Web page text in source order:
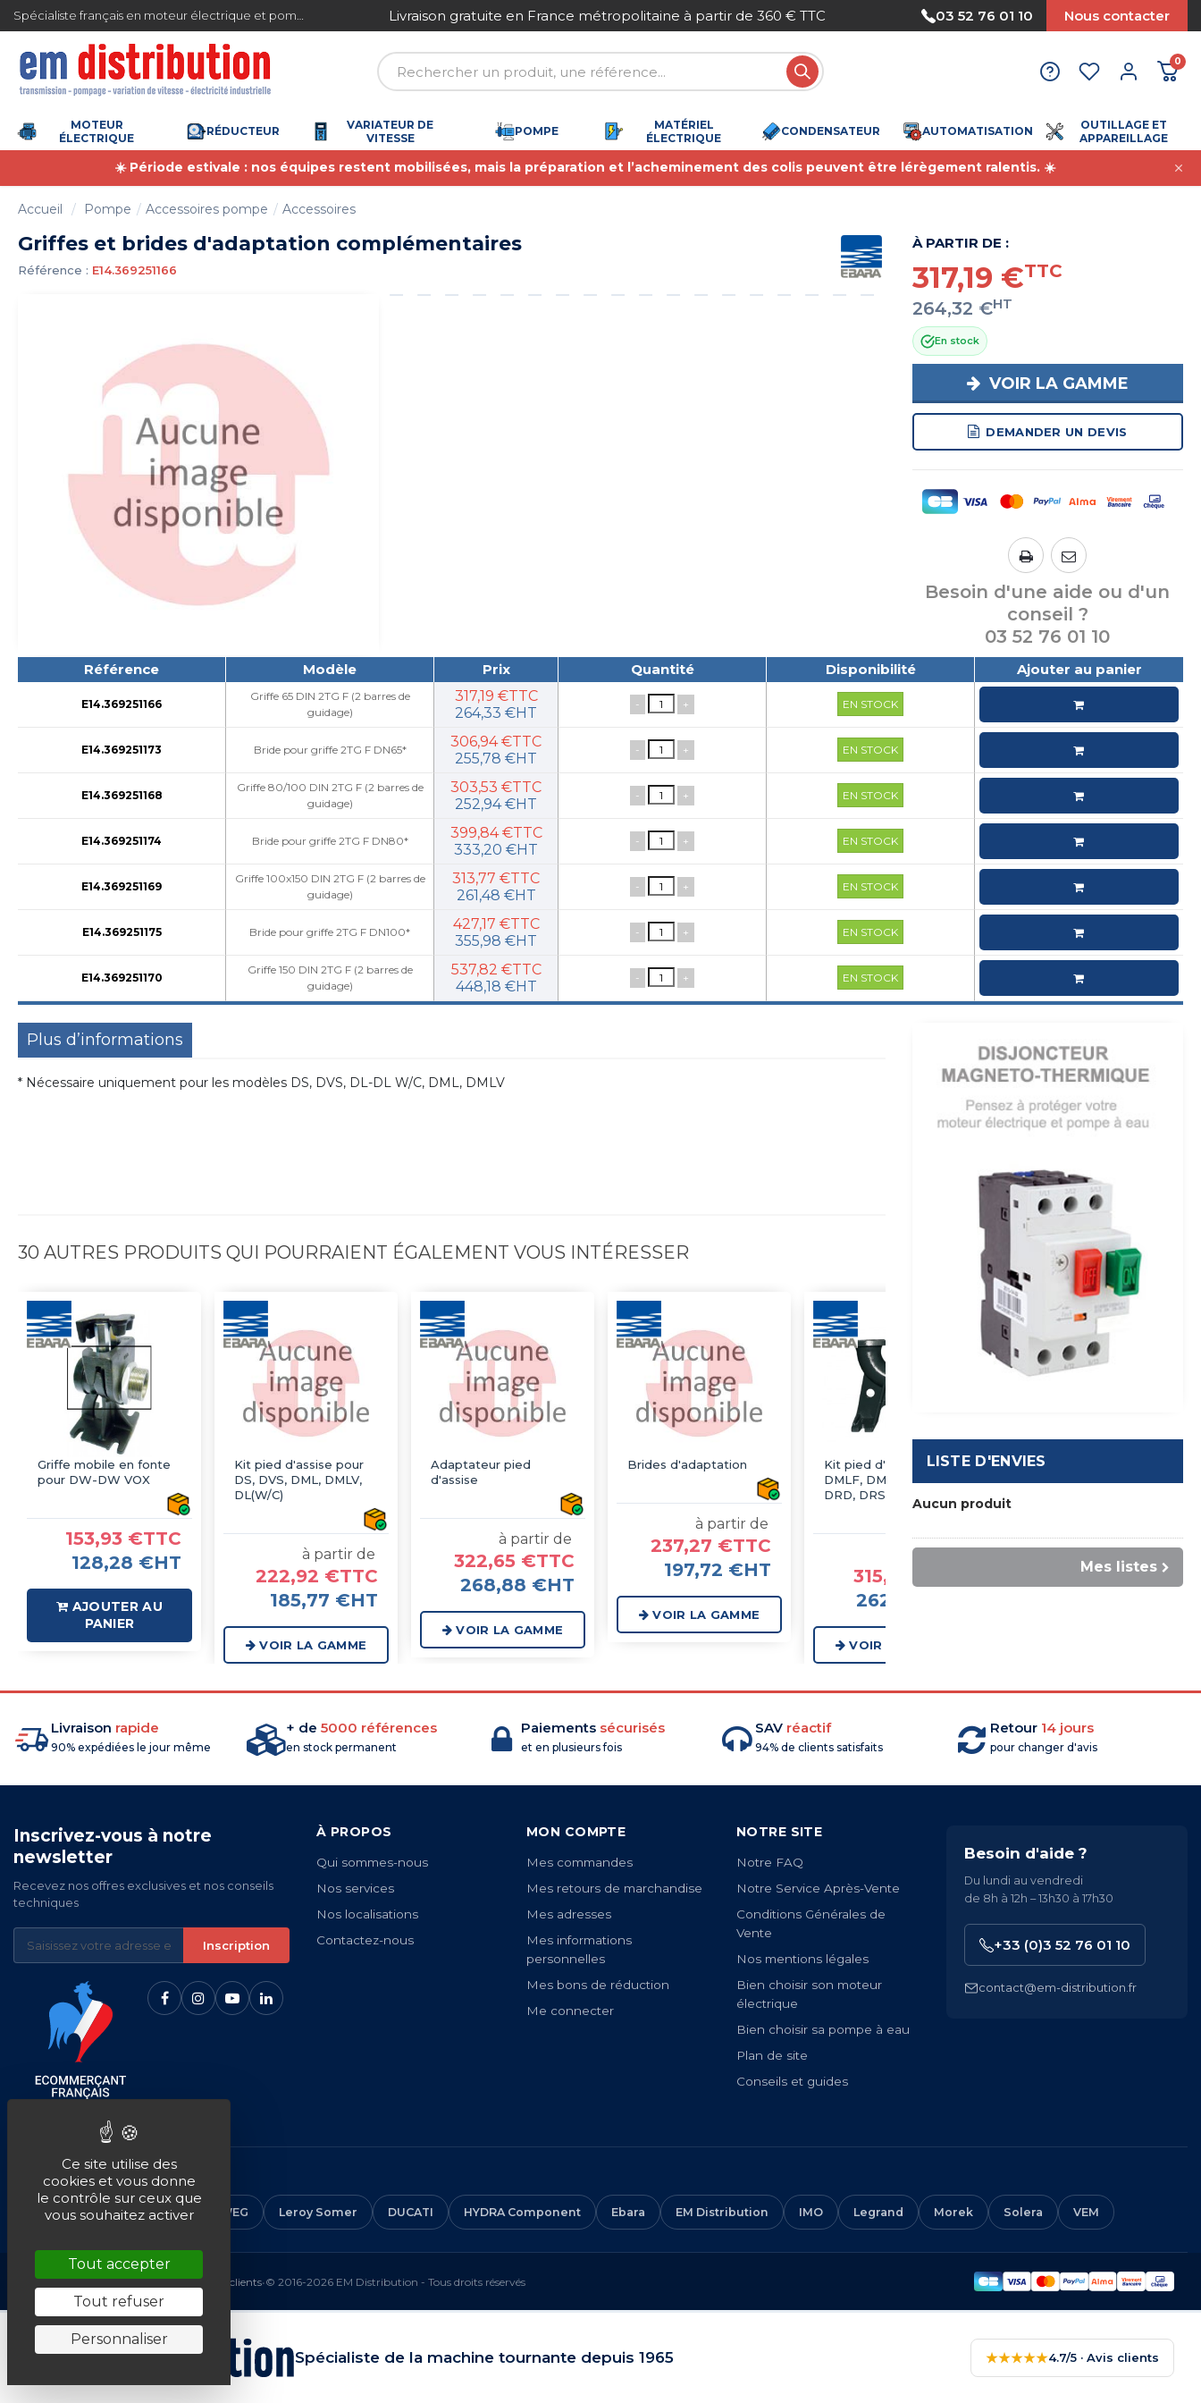
4.7/5 (6358 avis) Livraison gratuite en France métropolitaine à partir de 360 € TTC Paiement sécurisé
03 52 76 01 10 Nous contacter
0
MOTEUR
ÉLECTRIQUE
RÉDUCTEUR
VARIATEUR DE
VITESSE
POMPE
MATÉRIEL
ÉLECTRIQUE
CONDENSATEUR AUTOMATISATION
OUTILLAGE ET
APPAREILLAGE
☀️ Période estivale : nos équipes restent mobilisées, mais la préparation et l’acheminement des colis peuvent être lérègement ralentis. ☀️
Accueil Pompe Accessoires pompe Accessoires
Griffes et brides d'adaptation complémentaires
Référence : E14.369251166
À PARTIR DE :
317,19 €TTC
264,32 €HT
En stock
VOIR LA GAMME
DEMANDER UN DEVIS
Besoin d'une aide ou d'un
conseil ?
03 52 76 01 10
Référence Modèle Prix Quantité Disponibilité Ajouter au panier
E14.369251166
Griffe 65 DIN 2TG F (2 barres de
guidage)
317,19 €TTC
264,33 €HT
- + EN STOCK
E14.369251173 Bride pour griffe 2TG F DN65*
306,94 €TTC
255,78 €HT
- + EN STOCK
E14.369251168
Griffe 80/100 DIN 2TG F (2 barres de
guidage)
303,53 €TTC
252,94 €HT
- + EN STOCK
E14.369251174 Bride pour griffe 2TG F DN80*
399,84 €TTC
333,20 €HT
- + EN STOCK
E14.369251169
Griffe 100x150 DIN 2TG F (2 barres de
guidage)
313,77 €TTC
261,48 €HT
- + EN STOCK
E14.369251175 Bride pour griffe 2TG F DN100*
427,17 €TTC
355,98 €HT
- + EN STOCK
E14.369251170
Griffe 150 DIN 2TG F (2 barres de
guidage)
537,82 €TTC
448,18 €HT
- + EN STOCK
Plus d’informations
* Nécessaire uniquement pour les modèles DS, DVS, DL-DL W/C, DML, DMLV
30 AUTRES PRODUITS QUI POURRAIENT ÉGALEMENT VOUS INTÉRESSER
Griffe mobile en fonte
pour DW-DW VOX
153,93 €TTC
128,28 €HT
AJOUTER AU
PANIER
Kit pied d'assise pour
DS, DVS, DML, DMLV,
DL(W/C)
à partir de
222,92 €TTC
185,77 €HT
VOIR LA GAMME
Adaptateur pied
d'assise
à partir de
322,65 €TTC
268,88 €HT
VOIR LA GAMME
Brides d'adaptation
à partir de
237,27 €TTC
197,72 €HT
VOIR LA GAMME
Kit pied d'assise pour
DMLF, DMLVF, DSF,
DRD, DRS
à partir de
315,14 €TTC
262,62 €HT
VOIR LA GAMME
Coude de refoulement
183,30 €TTC
152,75 €HT
LISTE D'ENVIES
Aucun produit
Mes listes
Livraison rapide
90% expédiées le jour même
+ de 5000 références
en stock permanent
Paiements sécurisés
et en plusieurs fois
SAV réactif
94% de clients satisfaits
Retour 14 jours
pour changer d'avis
Inscrivez-vous à notre
newsletter
Recevez nos offres exclusives et nos conseils
techniques
Inscription
À PROPOS
Qui sommes-nous
Nos services
Nos localisations
Contactez-nous
MON COMPTE
Mes commandes
Mes retours de marchandise
Mes adresses
Mes informations
personnelles
Mes bons de réduction
Me connecter
NOTRE SITE
Notre FAQ
Notre Service Après-Vente
Conditions Générales de
Vente
Nos mentions légales
Bien choisir son moteur
électrique
Bien choisir sa pompe à eau
Plan de site
Conseils et guides
Besoin d'aide ?
Du lundi au vendredi
de 8h à 12h – 13h30 à 17h30
+33 (0)3 52 76 01 10
contact@em-distribution.fr
NOS MARQUES
CEMER ALMO ABB WEG Leroy Somer DUCATI HYDRA Component Ebara EM Distribution IMO Legrand Morek Solera VEM
Mentions légales•CGV•Plan du site• Avis clients•© 2016-2026 EM Distribution - Tous droits réservés
Spécialiste de la machine tournante depuis 1965 ★★★★★4.7/5 · Avis clients
Gestion des cookies
Ce site utilise des
cookies et vous donne
le contrôle sur ceux que
vous souhaitez activer
Tout accepter
Tout refuser
Personnaliser